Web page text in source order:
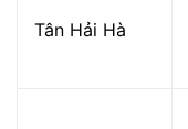
Tân Hải Hà